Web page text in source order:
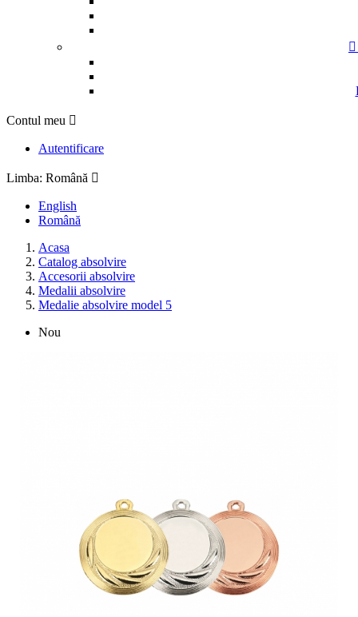

Contul meu 
Autentificare
Limba: Română 
English
Română
Acasa
Catalog absolvire
Accesorii absolvire
Medalii absolvire
Medalie absolvire model 5
Nou